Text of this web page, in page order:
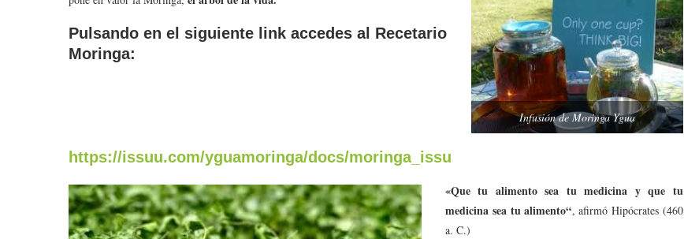
Infusión de Moringa Ygua
Pulsando en el siguiente link accedes al Recetario
Moringa:
https://issuu.com/yguamoringa/docs/moringa_issu
«Que tu alimento sea tu medicina y que tu
medicina sea tu alimento“, afirmó Hipócrates (460
a. C.)